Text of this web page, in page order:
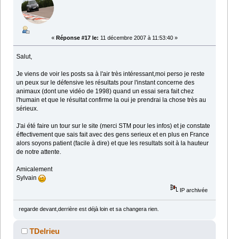
« Réponse #17 le: 11 décembre 2007 à 11:53:40 »
Salut,
Je viens de voir les posts sa à l'air très intéressant,moi perso je reste
un peux sur le défensive les résultats pour l'instant concerne des
animaux (dont une vidéo de 1998) quand un essai sera fait chez
l'humain et que le résultat confirme la oui je prendrai la chose très au
sérieux.
J'ai été faire un tour sur le site (merci STM pour les infos) et je constate
éffectivement que sais fait avec des gens serieux et en plus en France
alors soyons patient (facile à dire) et que les resultats soit à la hauteur
de notre attente.
Amicalement
Sylvain
IP archivée
regarde devant,derrière est déjà loin et sa changera rien.
TDelrieu